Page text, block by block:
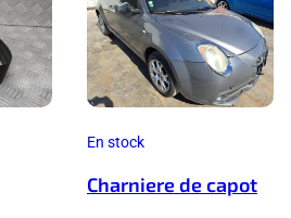
En stock
Charniere de capot